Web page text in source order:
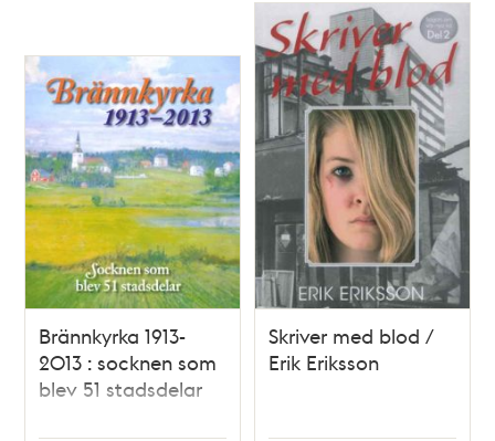
Brännkyrka 1913-
2013 : socknen som
blev 51 stadsdelar
Skriver med blod /
Erik Eriksson